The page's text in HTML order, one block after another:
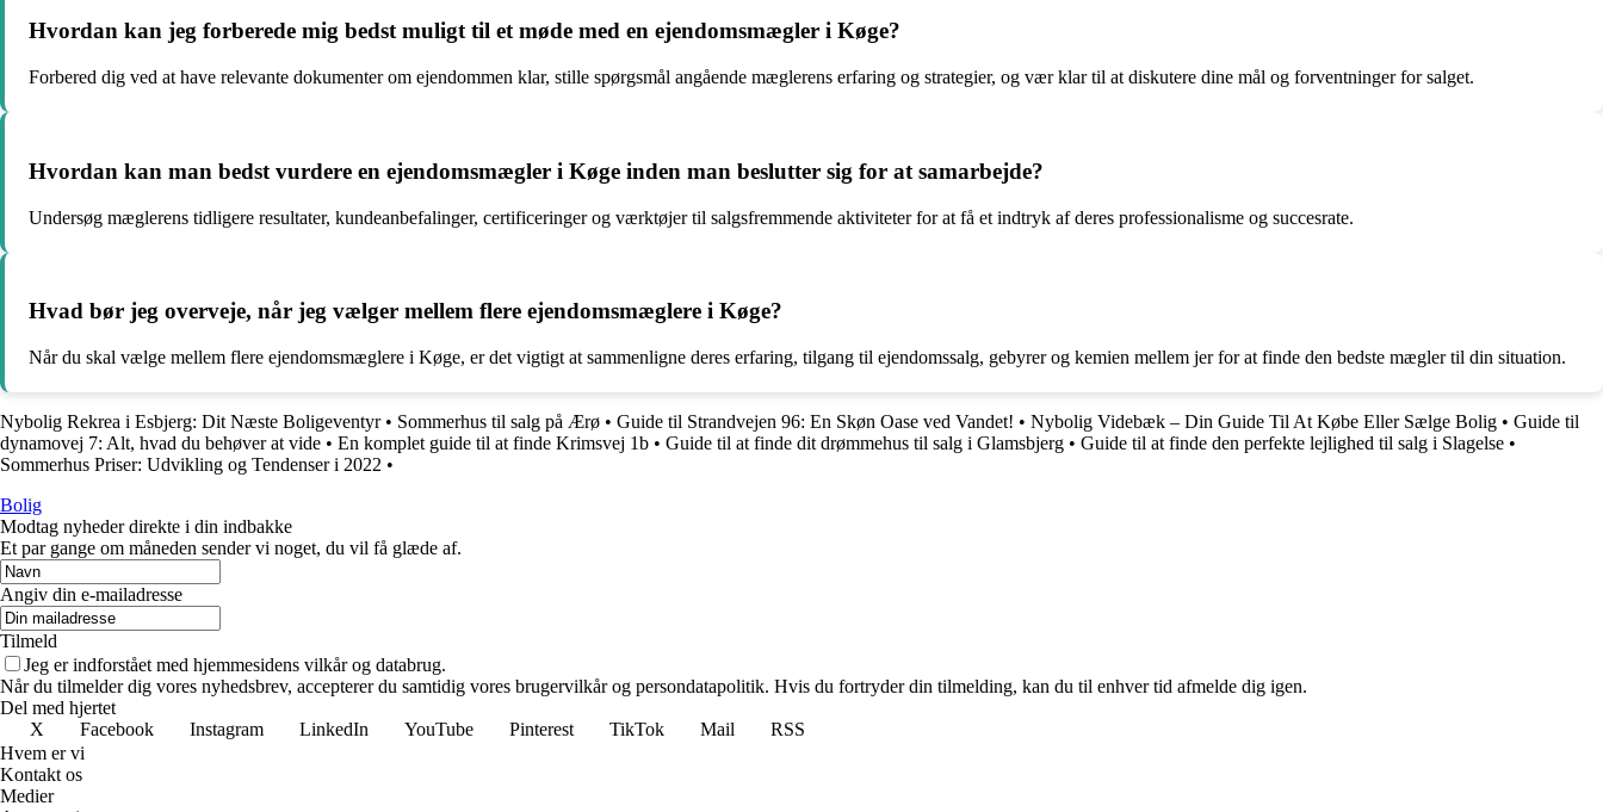
Hvordan kan jeg forberede mig bedst muligt til et møde med en ejendomsmægler i Køge?
Forbered dig ved at have relevante dokumenter om ejendommen klar, stille spørgsmål angående mæglerens erfaring og strategier, og vær klar til at diskutere dine mål og forventninger for salget.
Hvordan kan man bedst vurdere en ejendomsmægler i Køge inden man beslutter sig for at samarbejde?
Undersøg mæglerens tidligere resultater, kundeanbefalinger, certificeringer og værktøjer til salgsfremmende aktiviteter for at få et indtryk af deres professionalisme og succesrate.
Hvad bør jeg overveje, når jeg vælger mellem flere ejendomsmæglere i Køge?
Når du skal vælge mellem flere ejendomsmæglere i Køge, er det vigtigt at sammenligne deres erfaring, tilgang til ejendomssalg, gebyrer og kemien mellem jer for at finde den bedste mægler til din situation.
Nybolig Rekrea i Esbjerg: Dit Næste Boligeventyr• Sommerhus til salg på Ærø • Guide til Strandvejen 96: En Skøn Oase ved Vandet! • Nybolig Videbæk – Din Guide Til At Købe Eller Sælge Bolig • Guide til
dynamovej 7: Alt, hvad du behøver at vide • En komplet guide til at finde Krimsvej 1b • Guide til at finde dit drømmehus til salg i Glamsbjerg • Guide til at finde den perfekte lejlighed til salg i Slagelse •
Sommerhus Priser: Udvikling og Tendenser i 2022 •
Bolig
Modtag nyheder direkte i din indbakke
Et par gange om måneden sender vi noget, du vil få glæde af.
Angiv din e-mailadresse
Tilmeld
Jeg er indforstået med hjemmesidens vilkår og databrug.
Når du tilmelder dig vores nyhedsbrev, accepterer du samtidig vores brugervilkår og persondatapolitik. Hvis du fortryder din tilmelding, kan du til enhver tid afmelde dig igen.
Del med hjertet
X
Facebook Instagram LinkedIn YouTube Pinterest TikTok Mail
RSS
Hvem er vi
Kontakt os
Medier